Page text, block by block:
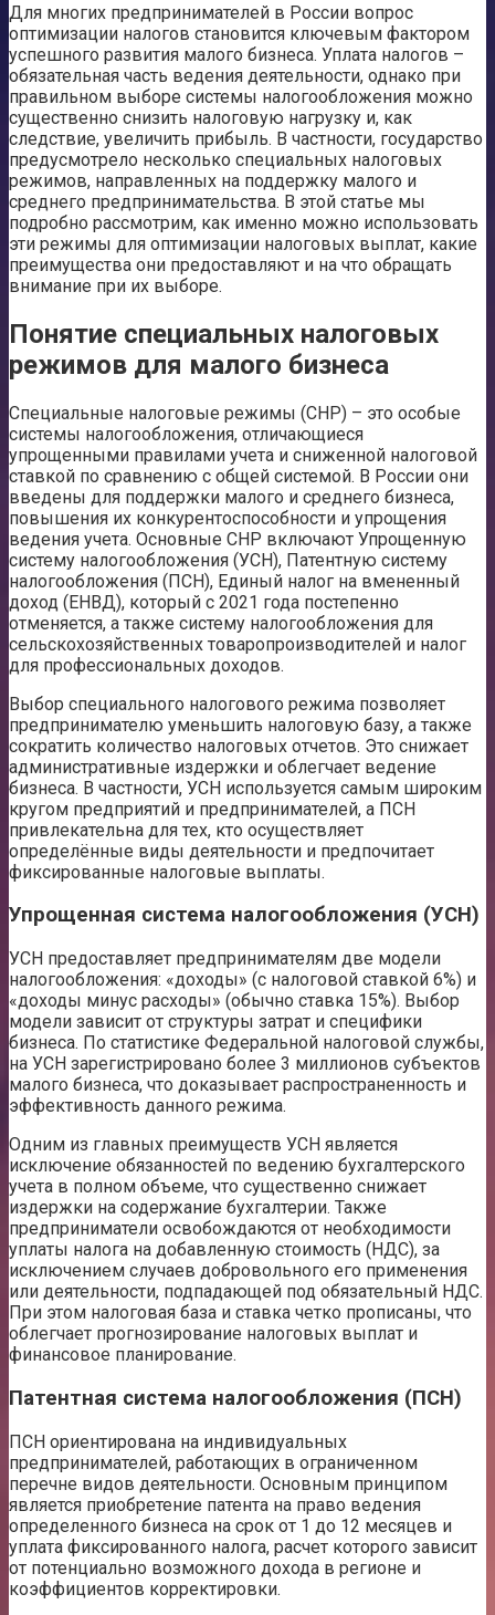
Для многих предпринимателей в России вопрос
оптимизации налогов становится ключевым фактором
успешного развития малого бизнеса. Уплата налогов –
обязательная часть ведения деятельности, однако при
правильном выборе системы налогообложения можно
существенно снизить налоговую нагрузку и, как
следствие, увеличить прибыль. В частности, государство
предусмотрело несколько специальных налоговых
режимов, направленных на поддержку малого и
среднего предпринимательства. В этой статье мы
подробно рассмотрим, как именно можно использовать
эти режимы для оптимизации налоговых выплат, какие
преимущества они предоставляют и на что обращать
внимание при их выборе.
Понятие специальных налоговых
режимов для малого бизнеса
Специальные налоговые режимы (СНР) – это особые
системы налогообложения, отличающиеся
упрощенными правилами учета и сниженной налоговой
ставкой по сравнению с общей системой. В России они
введены для поддержки малого и среднего бизнеса,
повышения их конкурентоспособности и упрощения
ведения учета. Основные СНР включают Упрощенную
систему налогообложения (УСН), Патентную систему
налогообложения (ПСН), Единый налог на вмененный
доход (ЕНВД), который с 2021 года постепенно
отменяется, а также систему налогообложения для
сельскохозяйственных товаропроизводителей и налог
для профессиональных доходов.
Выбор специального налогового режима позволяет
предпринимателю уменьшить налоговую базу, а также
сократить количество налоговых отчетов. Это снижает
административные издержки и облегчает ведение
бизнеса. В частности, УСН используется самым широким
кругом предприятий и предпринимателей, а ПСН
привлекательна для тех, кто осуществляет
определённые виды деятельности и предпочитает
фиксированные налоговые выплаты.
Упрощенная система налогообложения (УСН)
УСН предоставляет предпринимателям две модели
налогообложения: «доходы» (с налоговой ставкой 6%) и
«доходы минус расходы» (обычно ставка 15%). Выбор
модели зависит от структуры затрат и специфики
бизнеса. По статистике Федеральной налоговой службы,
на УСН зарегистрировано более 3 миллионов субъектов
малого бизнеса, что доказывает распространенность и
эффективность данного режима.
Одним из главных преимуществ УСН является
исключение обязанностей по ведению бухгалтерского
учета в полном объеме, что существенно снижает
издержки на содержание бухгалтерии. Также
предприниматели освобождаются от необходимости
уплаты налога на добавленную стоимость (НДС), за
исключением случаев добровольного его применения
или деятельности, подпадающей под обязательный НДС.
При этом налоговая база и ставка четко прописаны, что
облегчает прогнозирование налоговых выплат и
финансовое планирование.
Патентная система налогообложения (ПСН)
ПСН ориентирована на индивидуальных
предпринимателей, работающих в ограниченном
перечне видов деятельности. Основным принципом
является приобретение патента на право ведения
определенного бизнеса на срок от 1 до 12 месяцев и
уплата фиксированного налога, расчет которого зависит
от потенциально возможного дохода в регионе и
коэффициентов корректировки.